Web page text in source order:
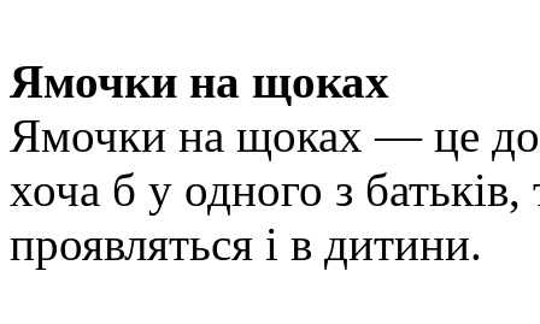
Ямочки на щоках
Ямочки на щоках — це
хоча б у одного з
проявляться і в дитини.